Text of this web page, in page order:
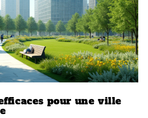
pour une ville